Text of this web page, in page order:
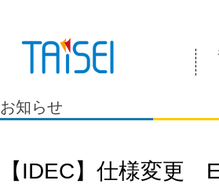
お知らせ
【IDEC】仕様変更